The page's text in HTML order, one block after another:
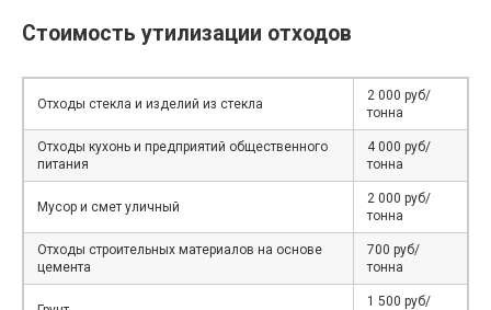
Стоимость утилизации отходов
Отходы стекла и изделий из стекла
2 000 руб/
тонна
Отходы кухонь и предприятий общественного
питания
4 000 руб/
тонна
Мусор и смет уличный
2 000 руб/
тонна
Отходы строительных материалов на основе
цемента
700 руб/
тонна
1 500 руб/